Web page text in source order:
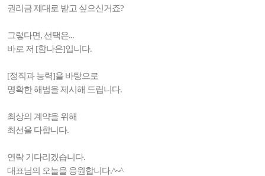
권리금 제대로 받고 싶으신거죠?
그렇다면, 선택은...
바로 저 [함나은]입니다.
[정직과 능력]을 바탕으로
명확한 해법을 제시해 드립니다.
최상의 계약을 위해
최선을 다합니다.
연락 기다리겠습니다.
대표님의 오늘을 응원합니다.^~^